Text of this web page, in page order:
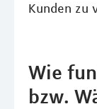
Kunden zu
Wie
bzw.